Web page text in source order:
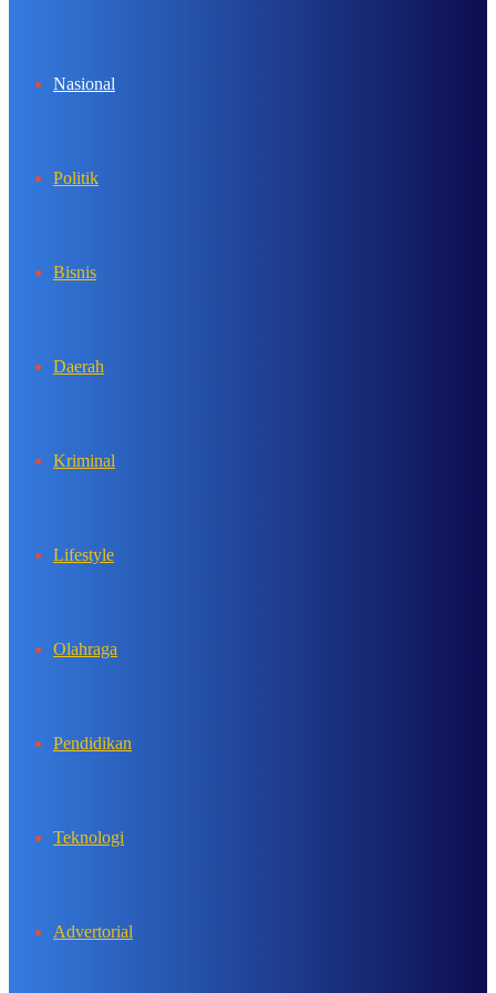
Nasional
Politik
Bisnis
Daerah
Kriminal
Lifestyle
Olahraga
Pendidikan
Teknologi
Advertorial